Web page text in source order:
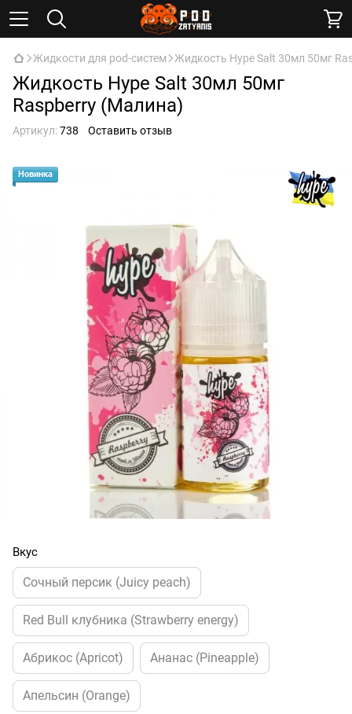
Жидкости для pod-систем Жидкость Hype Salt 30мл 50мг
Жидкость Hype Salt 30мл 50мг
Raspberry (Малина)
Артикул:738 Оставить отзыв
Новинка
Вкус
Cочный персик (Juicy peach)
Red Bull клубника (Strawberry energy)
Абрикос (Apricot) Ананас (Pineapple)
Апельсин (Orange)